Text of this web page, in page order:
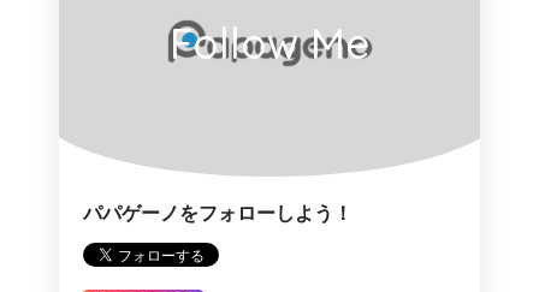
Follow Me
パパゲーノをフォローしよう！